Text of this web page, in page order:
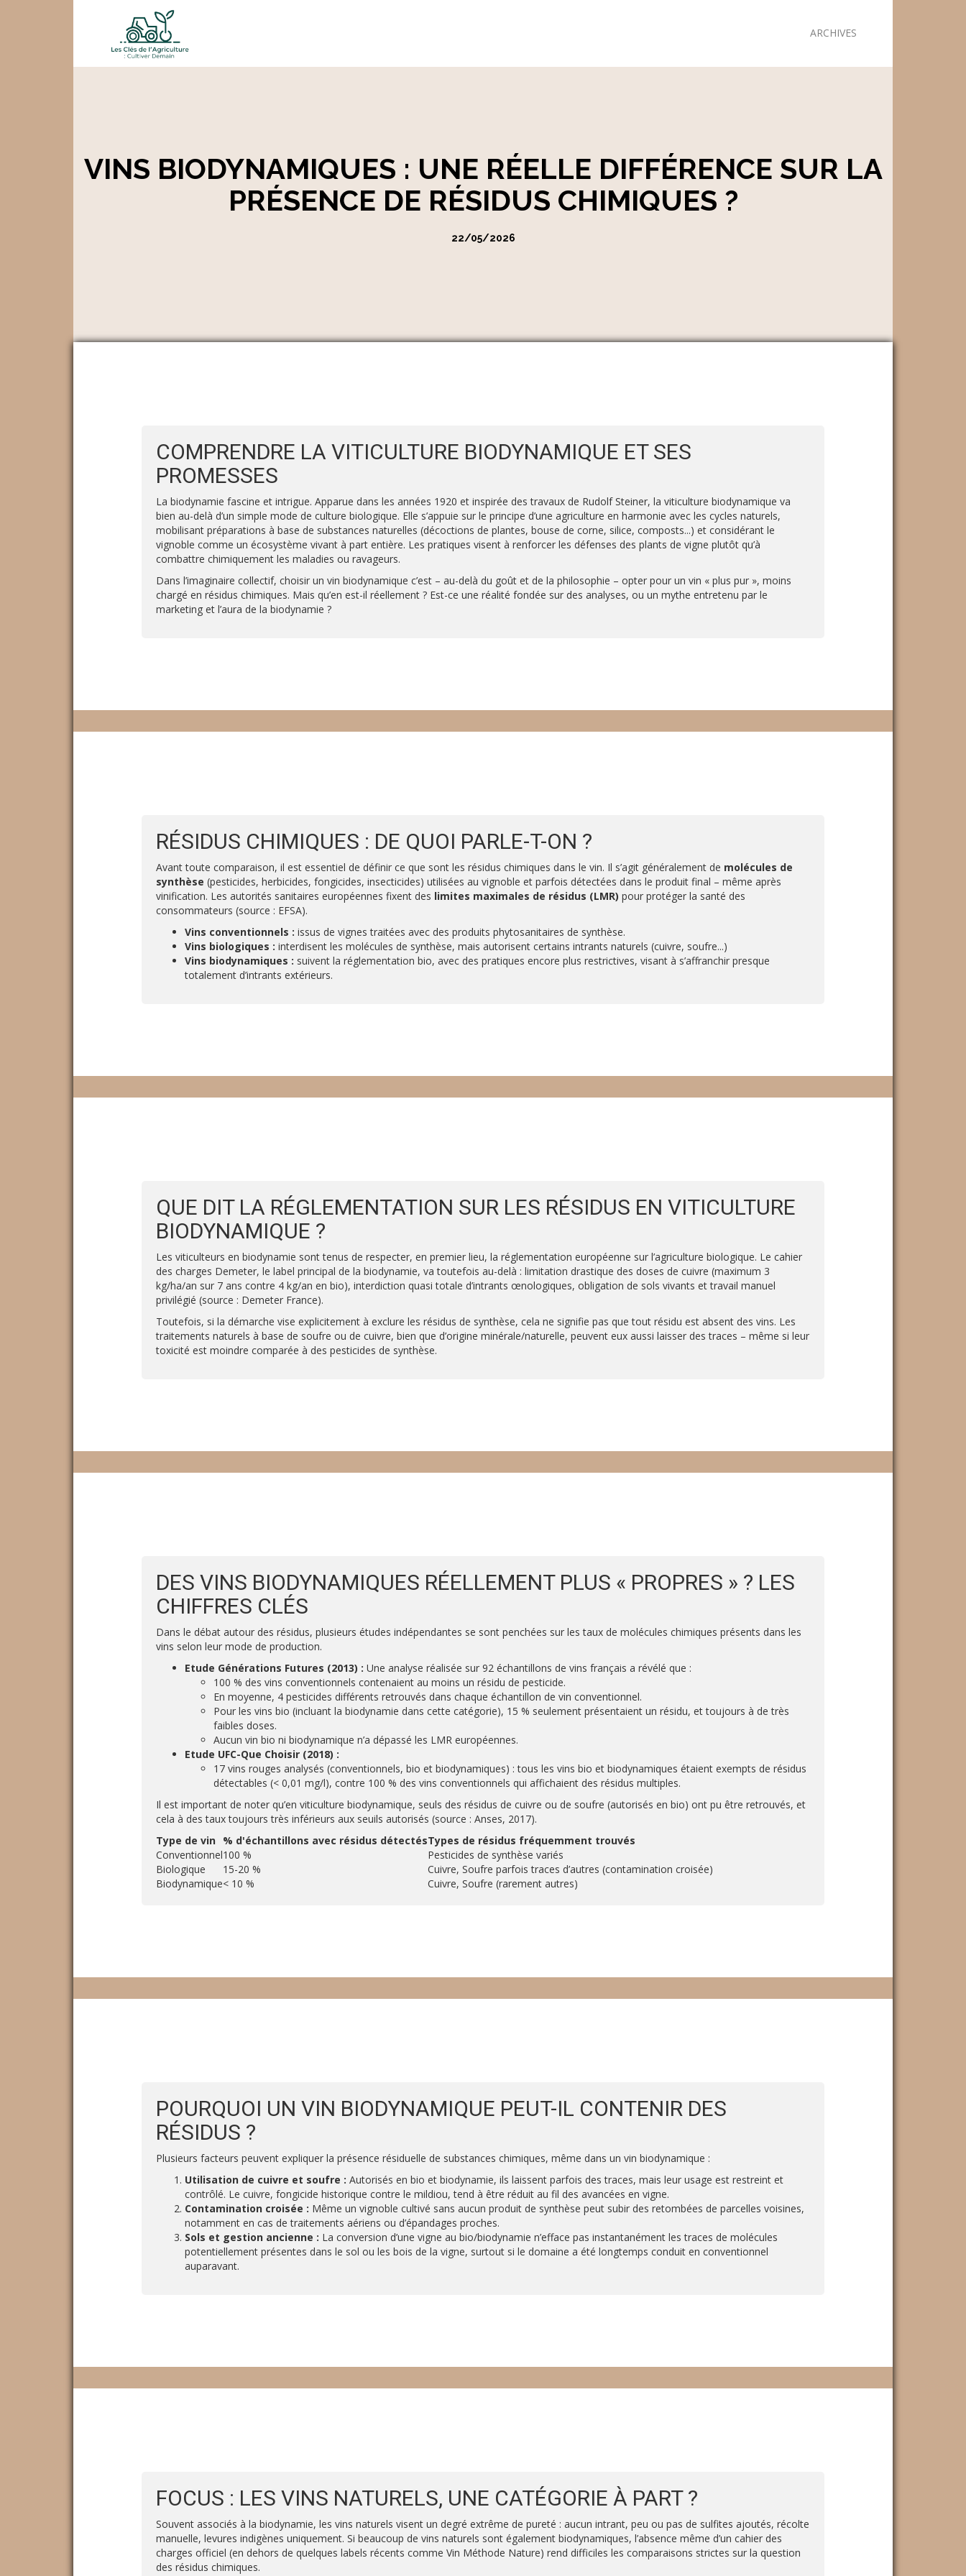
ARCHIVES
VINS BIODYNAMIQUES : UNE RÉELLE DIFFÉRENCE SUR LA
PRÉSENCE DE RÉSIDUS CHIMIQUES ?
22/05/2026
COMPRENDRE LA VITICULTURE BIODYNAMIQUE ET SES
PROMESSES
La biodynamie fascine et intrigue. Apparue dans les années 1920 et inspirée des travaux de Rudolf Steiner, la viticulture biodynamique va
bien au-delà d’un simple mode de culture biologique. Elle s’appuie sur le principe d’une agriculture en harmonie avec les cycles naturels,
mobilisant préparations à base de substances naturelles (décoctions de plantes, bouse de corne, silice, composts...) et considérant le
vignoble comme un écosystème vivant à part entière. Les pratiques visent à renforcer les défenses des plants de vigne plutôt qu’à
combattre chimiquement les maladies ou ravageurs.
Dans l’imaginaire collectif, choisir un vin biodynamique c’est – au-delà du goût et de la philosophie – opter pour un vin « plus pur », moins
chargé en résidus chimiques. Mais qu’en est-il réellement ? Est-ce une réalité fondée sur des analyses, ou un mythe entretenu par le
marketing et l’aura de la biodynamie ?
RÉSIDUS CHIMIQUES : DE QUOI PARLE-T-ON ?
Avant toute comparaison, il est essentiel de définir ce que sont les résidus chimiques dans le vin. Il s’agit généralement de molécules de
synthèse (pesticides, herbicides, fongicides, insecticides) utilisées au vignoble et parfois détectées dans le produit final – même après
vinification. Les autorités sanitaires européennes fixent des limites maximales de résidus (LMR) pour protéger la santé des
consommateurs (source : EFSA).
Vins conventionnels : issus de vignes traitées avec des produits phytosanitaires de synthèse.
Vins biologiques : interdisent les molécules de synthèse, mais autorisent certains intrants naturels (cuivre, soufre...)
Vins biodynamiques : suivent la réglementation bio, avec des pratiques encore plus restrictives, visant à s’affranchir presque
totalement d’intrants extérieurs.
QUE DIT LA RÉGLEMENTATION SUR LES RÉSIDUS EN VITICULTURE
BIODYNAMIQUE ?
Les viticulteurs en biodynamie sont tenus de respecter, en premier lieu, la réglementation européenne sur l’agriculture biologique. Le cahier
des charges Demeter, le label principal de la biodynamie, va toutefois au-delà : limitation drastique des doses de cuivre (maximum 3
kg/ha/an sur 7 ans contre 4 kg/an en bio), interdiction quasi totale d’intrants œnologiques, obligation de sols vivants et travail manuel
privilégié (source : Demeter France).
Toutefois, si la démarche vise explicitement à exclure les résidus de synthèse, cela ne signifie pas que tout résidu est absent des vins. Les
traitements naturels à base de soufre ou de cuivre, bien que d’origine minérale/naturelle, peuvent eux aussi laisser des traces – même si leur
toxicité est moindre comparée à des pesticides de synthèse.
DES VINS BIODYNAMIQUES RÉELLEMENT PLUS « PROPRES » ? LES
CHIFFRES CLÉS
Dans le débat autour des résidus, plusieurs études indépendantes se sont penchées sur les taux de molécules chimiques présents dans les
vins selon leur mode de production.
Etude Générations Futures (2013) : Une analyse réalisée sur 92 échantillons de vins français a révélé que :
100 % des vins conventionnels contenaient au moins un résidu de pesticide.
En moyenne, 4 pesticides différents retrouvés dans chaque échantillon de vin conventionnel.
Pour les vins bio (incluant la biodynamie dans cette catégorie), 15 % seulement présentaient un résidu, et toujours à de très
faibles doses.
Aucun vin bio ni biodynamique n’a dépassé les LMR européennes.
Etude UFC-Que Choisir (2018) :
17 vins rouges analysés (conventionnels, bio et biodynamiques) : tous les vins bio et biodynamiques étaient exempts de résidus
détectables (< 0,01 mg/l), contre 100 % des vins conventionnels qui affichaient des résidus multiples.
Il est important de noter qu’en viticulture biodynamique, seuls des résidus de cuivre ou de soufre (autorisés en bio) ont pu être retrouvés, et
cela à des taux toujours très inférieurs aux seuils autorisés (source : Anses, 2017).
Type de vin % d'échantillons avec résidus détectésTypes de résidus fréquemment trouvés
Conventionnel100 %
Pesticides de synthèse variés
Biologique
15-20 %
Cuivre, Soufre parfois traces d’autres (contamination croisée)
Biodynamique< 10 % Cuivre, Soufre (rarement autres)
POURQUOI UN VIN BIODYNAMIQUE PEUT-IL CONTENIR DES
RÉSIDUS ?
Plusieurs facteurs peuvent expliquer la présence résiduelle de substances chimiques, même dans un vin biodynamique :
Utilisation de cuivre et soufre : Autorisés en bio et biodynamie, ils laissent parfois des traces, mais leur usage est restreint et
contrôlé. Le cuivre, fongicide historique contre le mildiou, tend à être réduit au fil des avancées en vigne.
Contamination croisée : Même un vignoble cultivé sans aucun produit de synthèse peut subir des retombées de parcelles voisines,
notamment en cas de traitements aériens ou d’épandages proches.
Sols et gestion ancienne : La conversion d’une vigne au bio/biodynamie n’efface pas instantanément les traces de molécules
potentiellement présentes dans le sol ou les bois de la vigne, surtout si le domaine a été longtemps conduit en conventionnel
auparavant.
FOCUS : LES VINS NATURELS, UNE CATÉGORIE À PART ?
Souvent associés à la biodynamie, les vins naturels visent un degré extrême de pureté : aucun intrant, peu ou pas de sulfites ajoutés, récolte
manuelle, levures indigènes uniquement. Si beaucoup de vins naturels sont également biodynamiques, l’absence même d’un cahier des
charges officiel (en dehors de quelques labels récents comme Vin Méthode Nature) rend difficiles les comparaisons strictes sur la question
des résidus chimiques.